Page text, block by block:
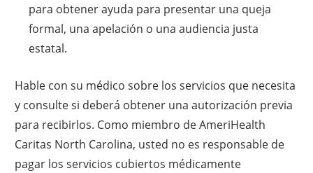
para obtener ayuda para presentar una queja
formal, una apelación o una audiencia justa
estatal.
Hable con su médico sobre los servicios que necesita
y consulte si deberá obtener una autorización previa
para recibirlos. Como miembro de AmeriHealth
Caritas North Carolina, usted no es responsable de
pagar los servicios cubiertos médicamente